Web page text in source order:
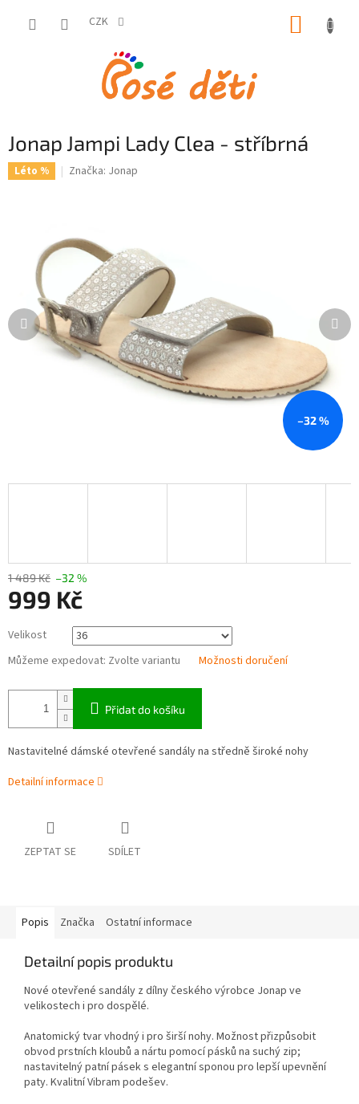
CZK
Jonap Jampi Lady Clea - stříbrná
Léto % Značka: Jonap
–32 %
1 489 Kč –32 %
999 Kč
cena:
Velikost
Můžeme expedovat: Zvolte variantu Možnosti doručení
Přidat do košíku
Nastavitelné dámské otevřené sandály na středně široké nohy
Detailní informace
ZEPTAT SE SDÍLET
Popis Značka Ostatní informace
Detailní popis produktu
Nové otevřené sandály z dílny českého výrobce Jonap ve
velikostech i pro dospělé.
Anatomický tvar vhodný i pro širší nohy. Možnost přizpůsobit
obvod prstních kloubů a nártu pomocí pásků na suchý zip;
nastavitelný patní pásek s elegantní sponou pro lepší upevnění
paty. Kvalitní Vibram podešev.